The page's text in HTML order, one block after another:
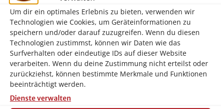
Um dir ein optimales Erlebnis zu bieten, verwenden wir
Technologien wie Cookies, um Geräteinformationen zu
speichern und/oder darauf zuzugreifen. Wenn du diesen
Technologien zustimmst, können wir Daten wie das
Surfverhalten oder eindeutige IDs auf dieser Website
verarbeiten. Wenn du deine Zustimmung nicht erteilst oder
zurückziehst, können bestimmte Merkmale und Funktionen
beeinträchtigt werden.
Dienste verwalten
Gewicht Brutto:1.65 Kg
Gewicht Netto:1.5 Kg
Höhe: 35.0 mm
Breite:64.0 mm
Länge/Tiefe:
Volume:0.007 m3